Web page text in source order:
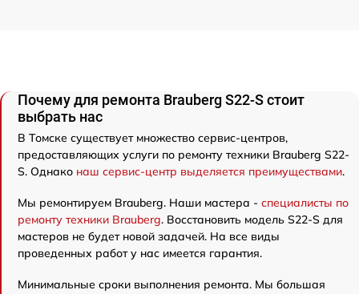
Почему для ремонта Brauberg S22-S стоит
выбрать нас
В Томске существует множество сервис-центров,
предоставляющих услуги по ремонту техники Brauberg S22-
S. Однако наш сервис-центр выделяется преимуществами.
Мы ремонтируем Brauberg. Наши мастера - специалисты по
ремонту техники Brauberg. Восстановить модель S22-S для
мастеров не будет новой задачей. На все виды
проведенных работ у нас имеется гарантия.
Минимальные сроки выполнения ремонта. Мы большая